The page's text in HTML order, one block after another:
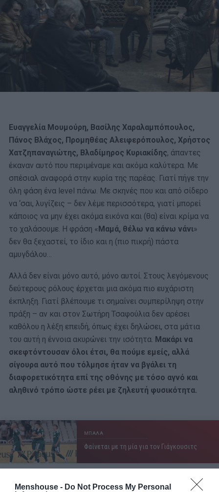
Menshouse - Do Not Process My Personal
Ευαγγελία Μουμούρη, Βασίλης Χαραλαμπόπουλος,
Πάνος Βλάχος, Προμηθέας Αλειφερόπουλος, Χρήστος
Χατζηπαναγιώτης, Βλαδίμηρος Κυριακίδης, άπαντες
έκαναν αυτό που περιμέναμε και ακόμα καλύτερα. Με
σπέσιαλ αναφορά στην κυρία της παρέας. Γιατί πήγε την
όλη φάση ένα level πάνω. Με σκηνές που και από σίδερο
να ‘σαι, λυγίζεις – δεν λέμε περισσότερα, γιατί μπορεί
κάποιος να μην έχει ακόμα εικόνα και (θα) είναι κρίμα να
το χαλάσουμε. Η φράση «Μαμά, θέλω να κάνω νάνι»
δεν θα ξεχαστεί, το ίδιο και η (πιο πικρή) πάστα
αμυγδάλου…
Αλλά δεν είναι μόνο αυτό, μόνο αυτοί. Στους λεγόμενους
δεύτερους ρόλους έρχεται μια ακόμα πιο ευχάριστη
έκπληξη. Γιατί βλέπουμε τι σημαίνει συμπερίληψη στην
πράξη – αν και στον Σωτήρη Τσαφούλια δεν αρέσει
καθόλου η λέξη επειδή, όπως έχει δηλώσει, στα μάτια
του αυτή η έννοια ακυρώνει την ισότητα. Μακάρι να
σκεφτόντουσαν όλοι έτσι, θα πούμε εμείς, αλλά
σίγουρα αυτό που τόλμησε ήταν να βγάλει τη
διαφορετικότητα επί της οθόνης με τόσο αγνό και
αληθινό τρόπο ώστε ρέει με ζηλευτή φυσικότητα.
ΜΠΑΛΑ
Φαίνεται με τη μία για τον Γιάγκουσιτς